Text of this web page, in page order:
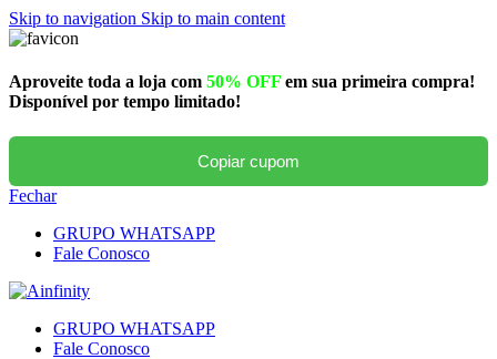
Skip to navigation Skip to main content
Aproveite toda a loja com 50% OFF em sua primeira compra!
Disponível por tempo limitado!
Copiar cupom
Fechar
GRUPO WHATSAPP
Fale Conosco
GRUPO WHATSAPP
Fale Conosco